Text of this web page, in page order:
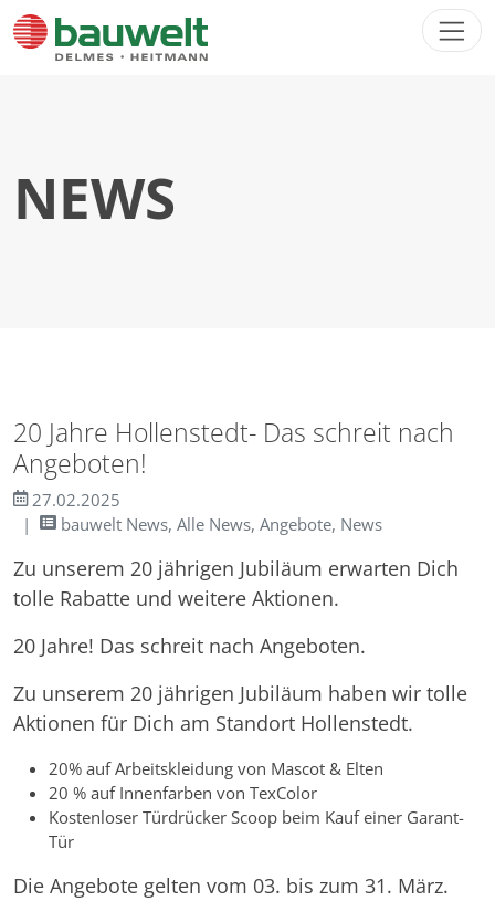
Direkt zur Hauptnavigation springen
Direkt zum Inhalt springen
NEWS
20 Jahre Hollenstedt- Das schreit nach
Angeboten!
27.02.2025
bauwelt News, Alle News, Angebote, News
Zu unserem 20 jährigen Jubiläum erwarten Dich
tolle Rabatte und weitere Aktionen.
20 Jahre! Das schreit nach Angeboten.
Zu unserem 20 jährigen Jubiläum haben wir tolle
Aktionen für Dich am Standort Hollenstedt.
20% auf Arbeitskleidung von Mascot & Elten
20 % auf Innenfarben von TexColor
Kostenloser Türdrücker Scoop beim Kauf einer Garant-
Tür
Die Angebote gelten vom 03. bis zum 31. März.